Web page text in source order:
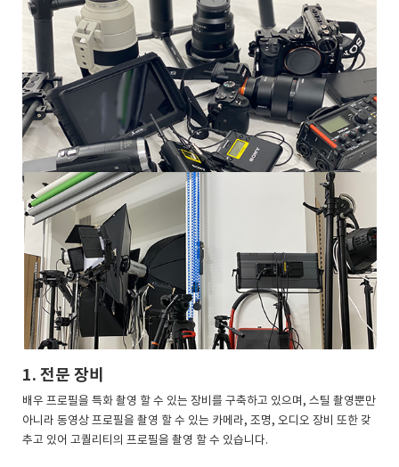
1. 전문 장비
배우 프로필을 특화 촬영 할 수 있는 장비를 구축하고 있으며, 스틸 촬영뿐만
아니라 동영상 프로필을 촬영 할 수 있는 카메라, 조명, 오디오 장비 또한 갖
추고 있어 고퀄리티의 프로필을 촬영 할 수 있습니다.